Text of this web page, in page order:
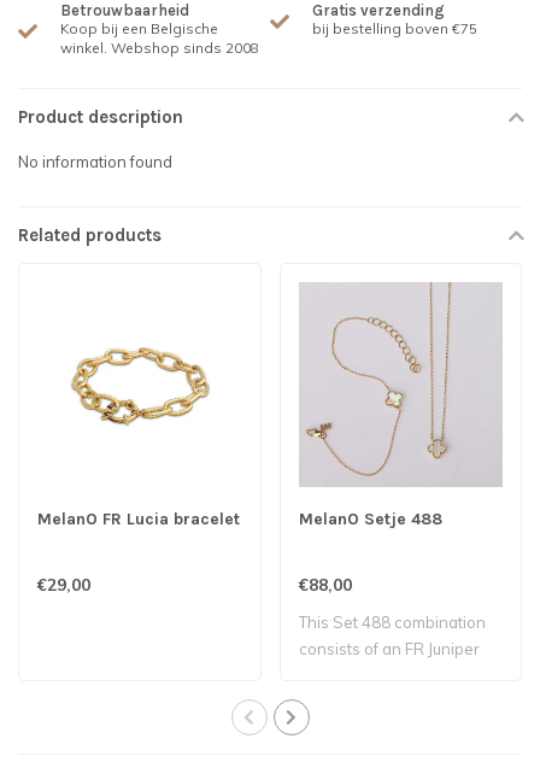
Betrouwbaarheid
Koop bij een Belgische
winkel. Webshop sinds 2008
Gratis verzending
bij bestelling boven €75
Product description
No information found
Related products
MelanO FR Lucia bracelet
€29,00
MelanO Setje 488
€88,00
This Set 488 combination
consists of an FR Juniper